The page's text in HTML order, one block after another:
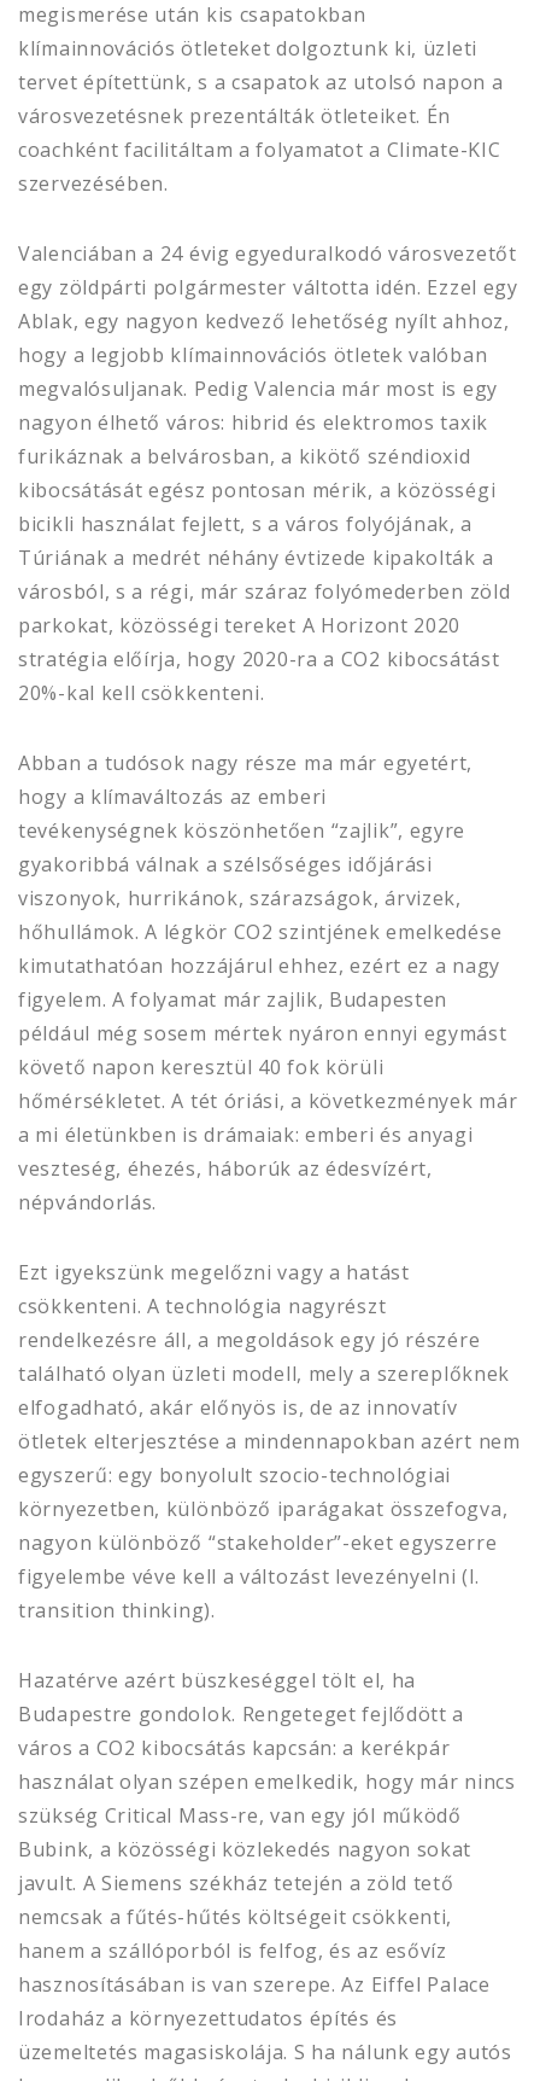
megismerése után kis csapatokban
klímainnovációs ötleteket dolgoztunk ki, üzleti
tervet építettünk, s a csapatok az utolsó napon a
városvezetésnek prezentálták ötleteiket. Én
coachként facilitáltam a folyamatot a Climate-KIC
szervezésében.
Valenciában a 24 évig egyeduralkodó városvezetőt
egy zöldpárti polgármester váltotta idén. Ezzel egy
Ablak, egy nagyon kedvező lehetőség nyílt ahhoz,
hogy a legjobb klímainnovációs ötletek valóban
megvalósuljanak. Pedig Valencia már most is egy
nagyon élhető város: hibrid és elektromos taxik
furikáznak a belvárosban, a kikötő széndioxid
kibocsátását egész pontosan mérik, a közösségi
bicikli használat fejlett, s a város folyójának, a
Túriának a medrét néhány évtizede kipakolták a
városból, s a régi, már száraz folyómederben zöld
parkokat, közösségi tereket A Horizont 2020
stratégia előírja, hogy 2020-ra a CO2 kibocsátást
20%-kal kell csökkenteni.
Abban a tudósok nagy része ma már egyetért,
hogy a klímaváltozás az emberi
tevékenységnek köszönhetően “zajlik”, egyre
gyakoribbá válnak a szélsőséges időjárási
viszonyok, hurrikánok, szárazságok, árvizek,
hőhullámok. A légkör CO2 szintjének emelkedése
kimutathatóan hozzájárul ehhez, ezért ez a nagy
figyelem. A folyamat már zajlik, Budapesten
például még sosem mértek nyáron ennyi egymást
követő napon keresztül 40 fok körüli
hőmérsékletet. A tét óriási, a következmények már
a mi életünkben is drámaiak: emberi és anyagi
veszteség, éhezés, háborúk az édesvízért,
népvándorlás.
Ezt igyekszünk megelőzni vagy a hatást
csökkenteni. A technológia nagyrészt
rendelkezésre áll, a megoldások egy jó részére
található olyan üzleti modell, mely a szereplőknek
elfogadható, akár előnyös is, de az innovatív
ötletek elterjesztése a mindennapokban azért nem
egyszerű: egy bonyolult szocio-technológiai
környezetben, különböző iparágakat összefogva,
nagyon különböző “stakeholder”-eket egyszerre
figyelembe véve kell a változást levezényelni (l.
transition thinking).
Hazatérve azért büszkeséggel tölt el, ha
Budapestre gondolok. Rengeteget fejlődött a
város a CO2 kibocsátás kapcsán: a kerékpár
használat olyan szépen emelkedik, hogy már nincs
szükség Critical Mass-re, van egy jól működő
Bubink, a közösségi közlekedés nagyon sokat
javult. A Siemens székház tetején a zöld tető
nemcsak a fűtés-hűtés költségeit csökkenti,
hanem a szállóporból is felfog, és az esővíz
hasznosításában is van szerepe. Az Eiffel Palace
Irodaház a környezettudatos építés és
üzemeltetés magasiskolája. S ha nálunk egy autós